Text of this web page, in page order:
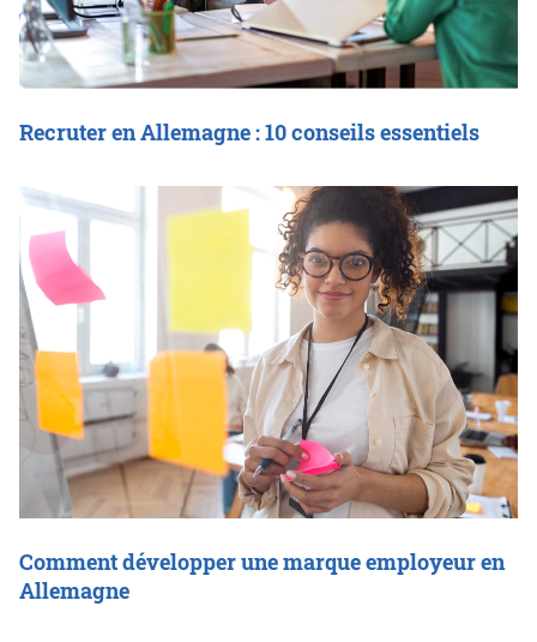
Recruter en Allemagne : 10 conseils essentiels
Comment développer une marque employeur en
Allemagne